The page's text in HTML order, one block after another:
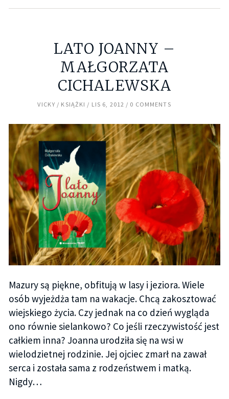
LATO JOANNY –
MAŁGORZATA
CICHALEWSKA
VICKY KSIĄŻKI LIS 6, 2012 0 COMMENTS
Mazury są piękne, obfitują w lasy i jeziora. Wiele
osób wyjeżdża tam na wakacje. Chcą zakosztować
wiejskiego życia. Czy jednak na co dzień wygląda
ono równie sielankowo? Co jeśli rzeczywistość jest
całkiem inna? Joanna urodziła się na wsi w
wielodzietnej rodzinie. Jej ojciec zmarł na zawał
serca i została sama z rodzeństwem i matką.
Nigdy…